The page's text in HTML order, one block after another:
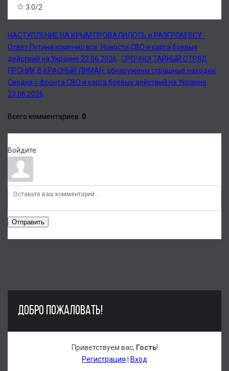
3.0/2
НАСТУПЛЕНИЕ НА КРЫМ ПРОВАЛИЛОСЬ и РАЗГРОМ ВСУ :
Ответ Путина изменил всё. Новости СВО и карта боевых
действий на Украине 22.06.2026
СРОЧНО! ТАЙНЫЙ ОТРЯД
ПРОНИК В КРАСНЫЙ ЛИМАН: обнаружены страшные находки.
Сводка с фронта СВО и карта боевых действий на Украине
23.06.2026
Всего комментариев: 0
Войдите:
Отправить
ДОБРО ПОЖАЛОВАТЬ!
Приветствуем вас, Гость!
Регистрация
Вход